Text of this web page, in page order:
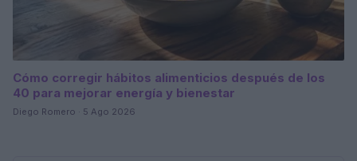
Cómo corregir hábitos alimenticios después de los
40 para mejorar energía y bienestar
Diego Romero · 5 Ago 2026